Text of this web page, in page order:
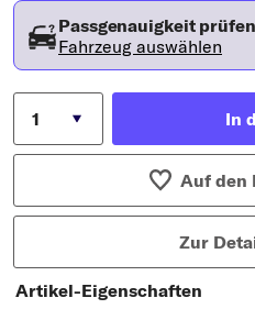
Passgenauigkeit prüfen
Fahrzeug auswählen
In
Auf den
Zur
Artikel-Eigenschaften